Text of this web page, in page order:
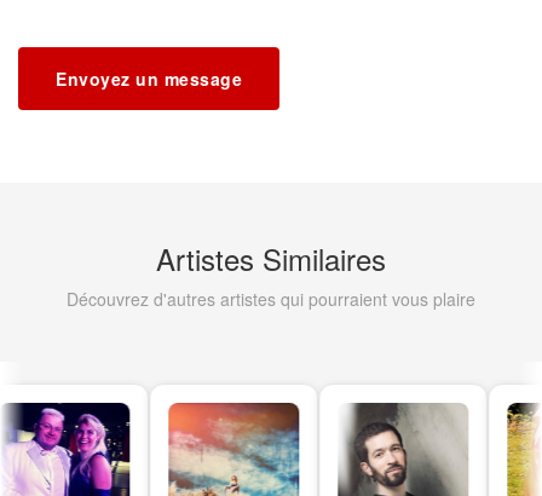
Envoyez un message
Artistes Similaires
Découvrez d'autres artistes qui pourraient vous plaire